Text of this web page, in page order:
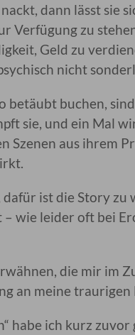
dann lässt sie
Verfügung zu
Geld zu
nicht
betäubt buchen,
sie, und ein Mal
Szenen aus ihrem
ist die Story zu
wie leider oft bei
die mir im
an meine traurigen
habe ich kurz zuvor